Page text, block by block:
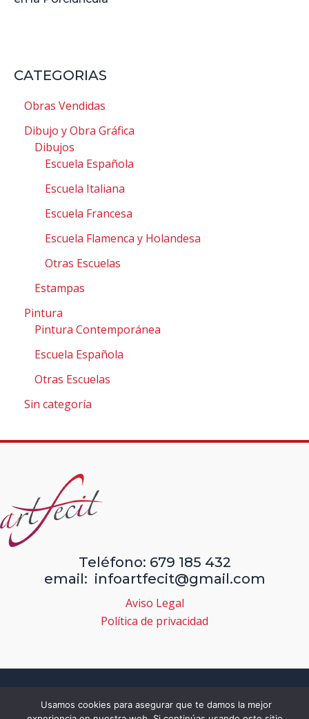
CATEGORIAS
Obras Vendidas
Dibujo y Obra Gráfica
Dibujos
Escuela Española
Escuela Italiana
Escuela Francesa
Escuela Flamenca y Holandesa
Otras Escuelas
Estampas
Pintura
Pintura Contemporánea
Escuela Española
Otras Escuelas
Sin categoría
Teléfono: 679 185 432
email: infoartfecit@gmail.com
Aviso Legal
Política de privacidad
gráfica
Usamos cookies para asegurar que te damos la mejor